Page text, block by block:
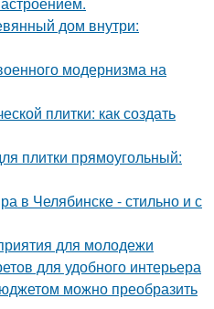
дом внутри:
модернизма на
плитки: как создать
плитки прямоугольный:
в Челябинске - стильно и с
для молодежи
для удобного интерьера
можно преобразить